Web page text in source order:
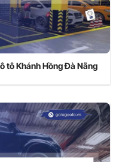
tô Khánh Hồng Đà Nẵng